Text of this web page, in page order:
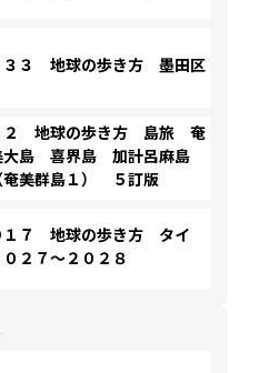
３３ 地球の歩き方 墨田区
２ 地球の歩き方 島旅 奄
大島 喜界島 加計呂麻島
奄美群島１） ５訂版
１７ 地球の歩き方 タイ
０２７～２０２８